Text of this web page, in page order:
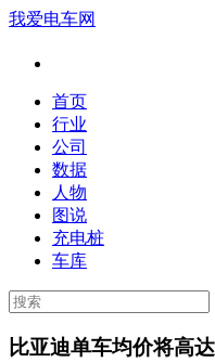
我爱电车网
首页
行业
公司
数据
人物
图说
充电桩
车库
比亚迪单车均价将高